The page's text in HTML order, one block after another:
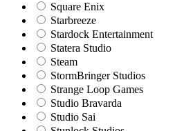
Square Enix
Starbreeze
Stardock Entertainment
Statera Studio
Steam
StormBringer Studios
Strange Loop Games
Studio Bravarda
Studio Sai